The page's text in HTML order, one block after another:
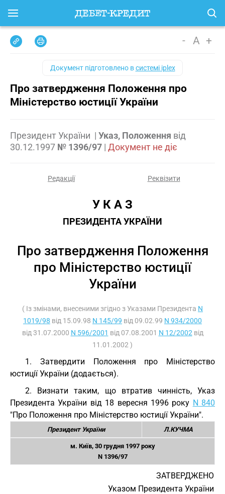
- A +
Документ підготовлено всистемі iplex
Про затвердження Положення про
Міністерство юстиції України
Президент України | Указ, Положення від
30.12.1997 № 1396/97 | Документ не діє
Редакції Реквізити
У К А З
ПРЕЗИДЕНТА УКРАЇНИ
Про затвердження Положення
про Міністерство юстиції
України
( Із змінами, внесеними згідно з Указами Президента N
1019/98 від 15.09.98 N 145/99 від 09.02.99 N 934/2000
від 31.07.2000 N 596/2001 від 07.08.2001 N 12/2002 від
11.01.2002 )
1. Затвердити Положення про Міністерство
юстиції України (додається).
2. Визнати таким, що втратив чинність, Указ
Президента України від 18 вересня 1996 року N 840
"Про Положення про Міністерство юстиції України".
Президент України Л.КУЧМА
м. Київ, 30 грудня 1997 року
N 1396/97
ЗАТВЕРДЖЕНО
Указом Президента України